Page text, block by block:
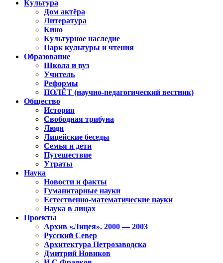
Культура
Дом актёра
Литература
Кино
Культурное наследие
Парк культуры и чтения
Образование
Школа и вуз
Учитель
Реформы
ПОЛЁТ (научно-педагогический вестник)
Общество
История
Свободная трибуна
Люди
Лицейские беседы
Семья и дети
Путешествие
Утраты
Наука
Новости и факты
Гуманитарные науки
Естественно-математические науки
Наука в лицах
Проекты
Архив «Лицея». 2000 — 2003
Русский Север
Архитектура Петрозаводска
Дмитрий Новиков